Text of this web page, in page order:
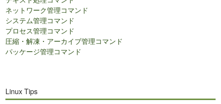
ネットワーク管理コマンド
システム管理コマンド
プロセス管理コマンド
圧縮・解凍・アーカイブ管理コマンド
パッケージ管理コマンド
Linux Tips